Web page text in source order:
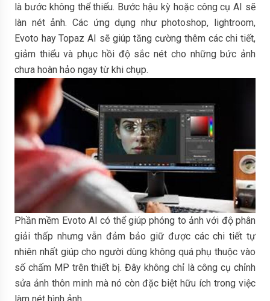
là bước không thể thiếu. Bước hậu kỳ hoặc công cụ AI sẽ
làn nét ảnh. Các ứng dụng như photoshop, lightroom,
Evoto hay Topaz AI sẽ giúp tăng cường thêm các chi tiết,
giảm thiểu và phục hồi độ sắc nét cho những bức ảnh
chưa hoàn hảo ngay từ khi chụp.
Phần mềm Evoto AI có thể giúp phóng to ảnh với độ phân
giải thấp nhưng vẫn đảm bảo giữ được các chi tiết tự
nhiên nhất giúp cho người dùng không quá phụ thuộc vào
số chấm MP trên thiết bị. Đây không chỉ là công cụ chỉnh
sửa ảnh thôn minh mà nó còn đặc biệt hữu ích trong việc